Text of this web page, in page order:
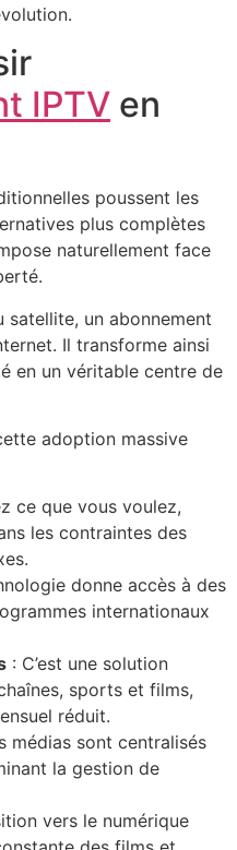
IPTV en
poussent les
plus complètes
naturellement face
satellite, un abonnement
Il transforme ainsi
en un véritable centre de
adoption massive
ce que vous voulez,
les contraintes des
donne accès à des
internationaux
: C’est une solution
sports et films,
réduit.
médias sont centralisés
la gestion de
vers le numérique